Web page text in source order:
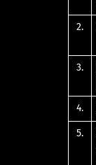
2.
3.
4.
5.